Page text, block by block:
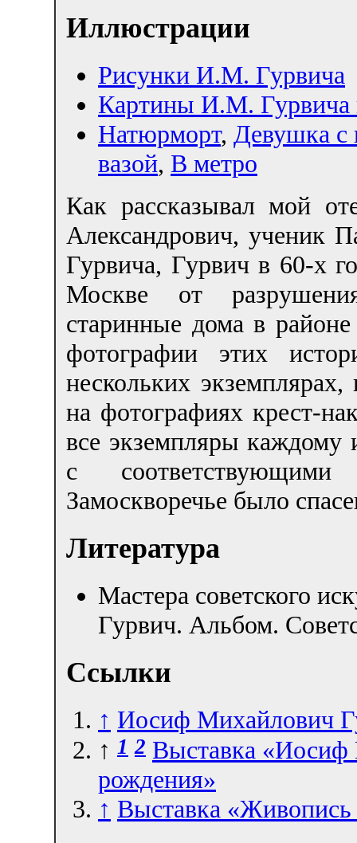
Иллюстрации
Рисунки И.М. Гурвича
Картины И.М. Гурвича
Натюрморт, Девушка с
вазой, В метро
Как рассказывал мой
Александрович, ученик
Гурвича, Гурвич в 60-х
Москве от
старинные дома в
фотографии этих
нескольких
на фотографиях крест-
все экземпляры
с
Замоскворечье было
Литература
Мастера советского
Гурвич. Альбом.
Ссылки
↑ Иосиф Михайлович
↑ 1 2 Выставка «Иосиф
рождения»
↑ Выставка